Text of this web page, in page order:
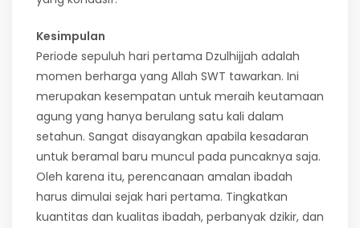
Kesimpulan
Periode sepuluh hari pertama Dzulhijjah adalah
momen berharga yang Allah SWT tawarkan. Ini
merupakan kesempatan untuk meraih keutamaan
agung yang hanya berulang satu kali dalam
setahun. Sangat disayangkan apabila kesadaran
untuk beramal baru muncul pada puncaknya saja.
Oleh karena itu, perencanaan amalan ibadah
harus dimulai sejak hari pertama. Tingkatkan
kuantitas dan kualitas ibadah, perbanyak dzikir, dan